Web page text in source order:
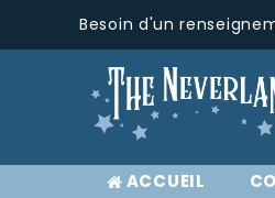
Besoin d'un
ACCUEIL